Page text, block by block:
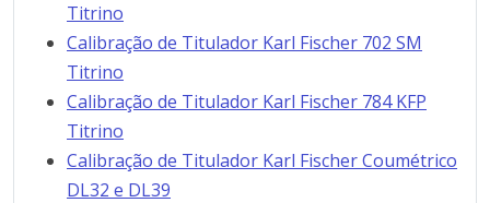
Titrino
Calibração de Titulador Karl Fischer 702 SM
Titrino
Calibração de Titulador Karl Fischer 784 KFP
Titrino
Calibração de Titulador Karl Fischer Coumétrico
DL32 e DL39